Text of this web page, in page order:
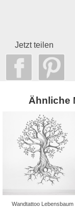
Jetzt teilen
Ähnliche
Wandtattoo Lebensbaum